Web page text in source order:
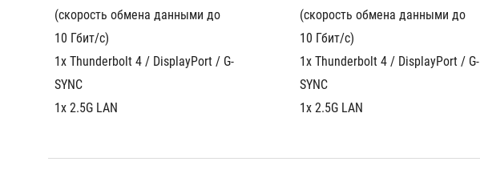
(скорость обмена данными до
10 Гбит/с)
1x Thunderbolt 4 / DisplayPort / G-
SYNC
1x 2.5G LAN
(скорость обмена данными до
10 Гбит/с)
1x Thunderbolt 4 / DisplayPort / G-
SYNC
1x 2.5G LAN